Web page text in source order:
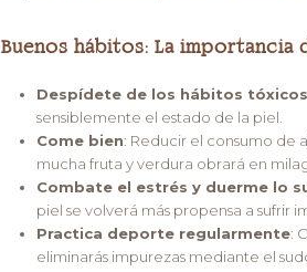
Buenos hábitos: La
Despídete de los hábitos tóxicos
sensiblemente el estado de la piel.
Come bien: Reducir el consumo de
mucha fruta y verdura obrará en
Combate el estrés y duerme lo
piel se volverá más propensa a sufrir
Practica deporte regularmente:
eliminarás impurezas mediante el